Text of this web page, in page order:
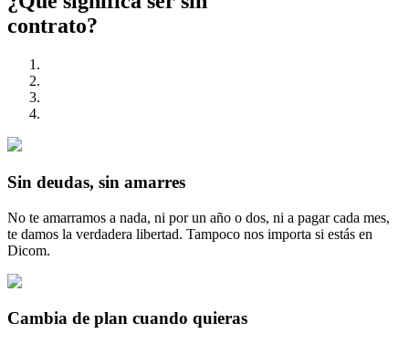
contrato?
Sin deudas, sin amarres
No te amarramos a nada, ni por un año o dos, ni a pagar cada mes,
te damos la verdadera libertad. Tampoco nos importa si estás en
Dicom.
Cambia de plan cuando quieras